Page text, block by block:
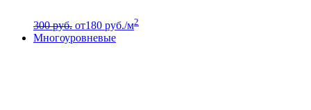
300 руб. от180 руб./м2
Многоуровневые